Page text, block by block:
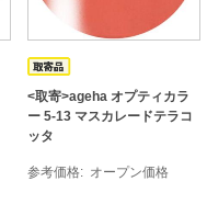
<取寄>ageha オプティカラ
ー 5-13 マスカレードテラコ
ッタ
参考価格 オープン価格